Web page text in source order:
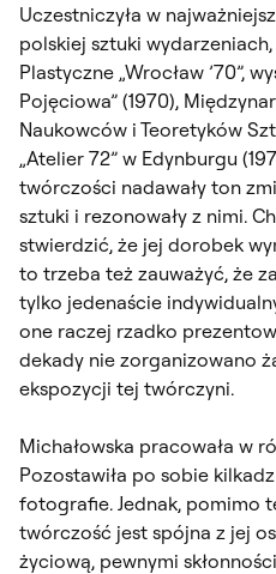
Uczestniczyła w
polskiej sztuki
Plastyczne „Wrocław ’70”,
Pojęciowa” (1970),
Naukowców i Teoretyków
„Atelier 72” w Edynburgu
twórczości nadawały ton
sztuki i rezonowały z nimi.
stwierdzić, że jej dorobek
to trzeba też zauważyć, że
tylko jedenaście
one raczej rzadko
dekady nie zorganizowano
ekspozycji tej twórczyni.
Michałowska pracowała w
Pozostawiła po sobie
fotografie. Jednak, pomimo
twórczość jest spójna z jej
życiową, pewnymi